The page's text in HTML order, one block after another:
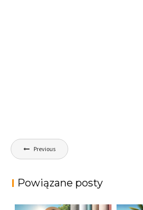
Nawigacja
wpisu
Previous
Powiązane posty